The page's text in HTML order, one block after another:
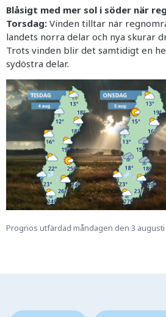
Blåsigt med mer sol i söder när
Torsdag: Vinden tilltar när
landets norra delar och nya skurar
Trots vinden blir det samtidigt en
sydöstra delar.
Prognos utfärdad måndagen den 3